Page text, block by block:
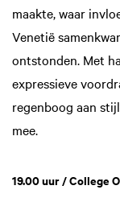
maakte, waar
Venetië
ontstonden. Met
expressieve
regenboog aan
mee.
19.00 uur / College